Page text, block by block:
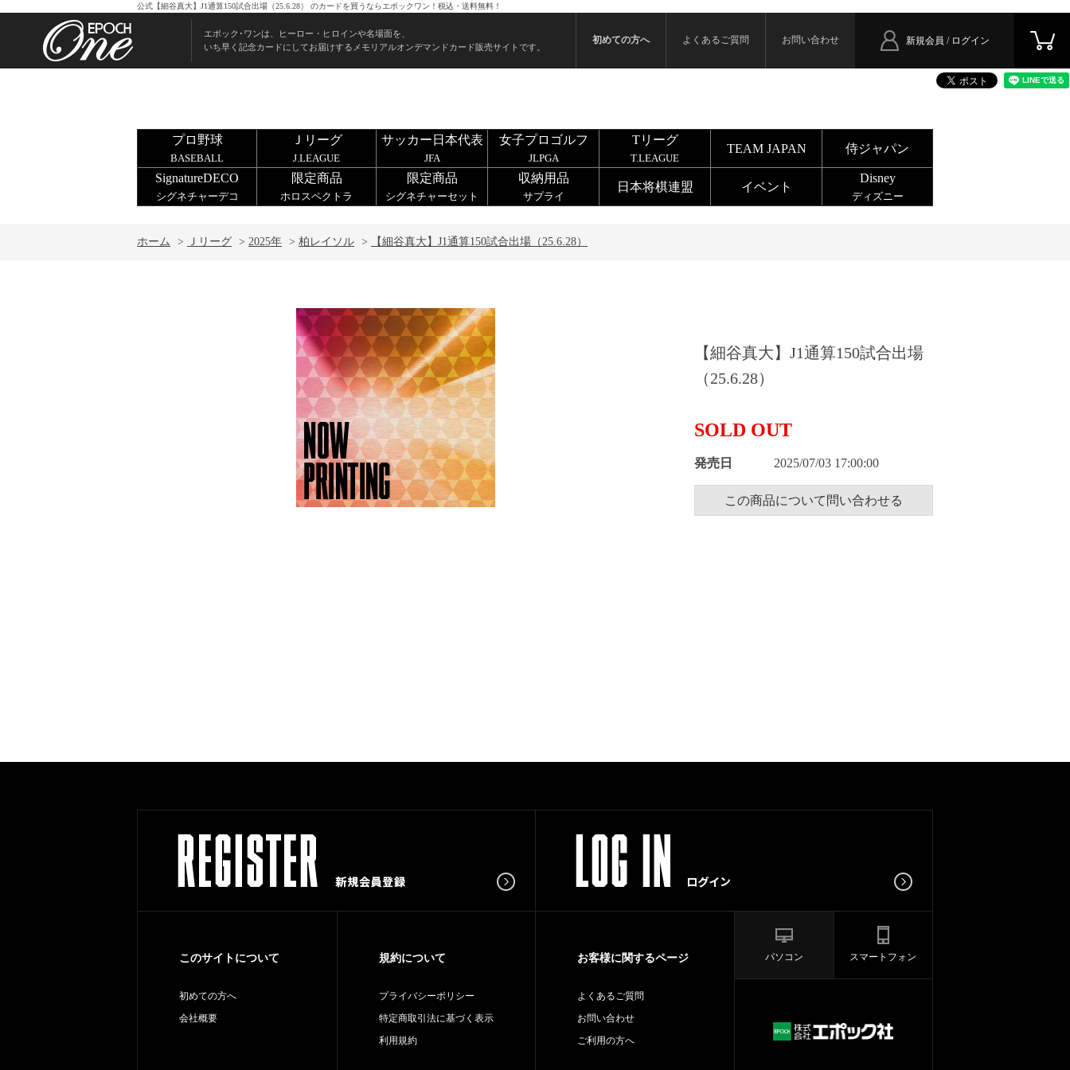
公式【細谷真大】J1通算150試合出場（25.6.28） のカードを買うならエポックワン！税込・送料無料！
エポック･ワンは、ヒーロー・ヒロインや名場面を、
いち早く記念カードにしてお届けするメモリアルオンデマンドカード販売サイトです。
新規会員 / ログイン
初めての方へ よくあるご質問 お問い合わせ
プロ野球
BASEBALL
Ｊリーグ
J.LEAGUE
サッカー日本代表
JFA
女子プロゴルフ
JLPGA
Tリーグ
T.LEAGUE
TEAM JAPAN 侍ジャパン
SignatureDECO
シグネチャーデコ
限定商品
ホロスペクトラ
限定商品
シグネチャーセット
収納用品
サプライ
日本将棋連盟 イベント
Disney
ディズニー
ホーム > Ｊリーグ > 2025年 > 柏レイソル > 【細谷真大】J1通算150試合出場（25.6.28）
【細谷真大】J1通算150試合出場
（25.6.28）
SOLD OUT
発売日 2025/07/03 17:00:00
この商品について問い合わせる
このサイトについて
初めての方へ
会社概要
規約について
プライバシーポリシー
特定商取引法に基づく表示
利用規約
お客様に関するページ
よくあるご質問
お問い合わせ
ご利用の方へ
パソコン スマートフォン